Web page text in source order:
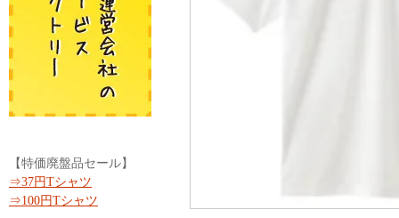
【特価廃盤品セール】
⇒37円Tシャツ
⇒100円Tシャツ